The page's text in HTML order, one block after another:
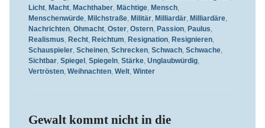
Licht, Macht, Machthaber, Mächtige, Mensch,
Menschenwürde, Milchstraße, Militär, Milliardär, Milliardäre,
Nachrichten, Ohmacht, Oster, Ostern, Passion, Paulus,
Realismus, Recht, Reichtum, Resignation, Resignieren,
Schauspieler, Scheinen, Schrecken, Schwach, Schwache,
Sichtbar, Spiegel , Spiegeln, Stärke, Unglaubwürdig,
Vertrösten, Weihnachten, Welt, Winter
Gewalt kommt nicht in die